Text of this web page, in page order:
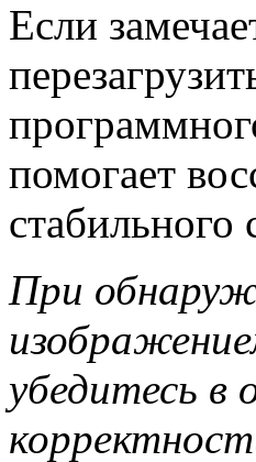
Если
помогает
стабильного
При
убедитесь в